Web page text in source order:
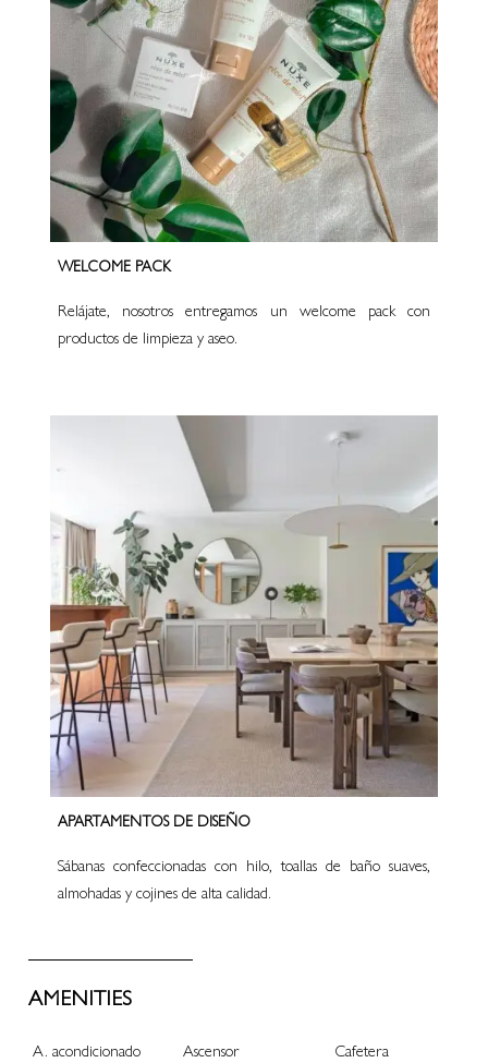
WELCOME PACK
Relájate, nosotros entregamos un welcome pack con
productos de limpieza y aseo.
APARTAMENTOS DE DISEÑO
Sábanas confeccionadas con hilo, toallas de baño suaves,
almohadas y cojines de alta calidad.
AMENITIES
A. acondicionado Ascensor Cafetera